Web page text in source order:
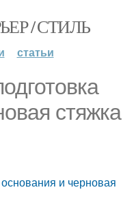
/ СТИЛЬ
статьи
стяжка
и черновая